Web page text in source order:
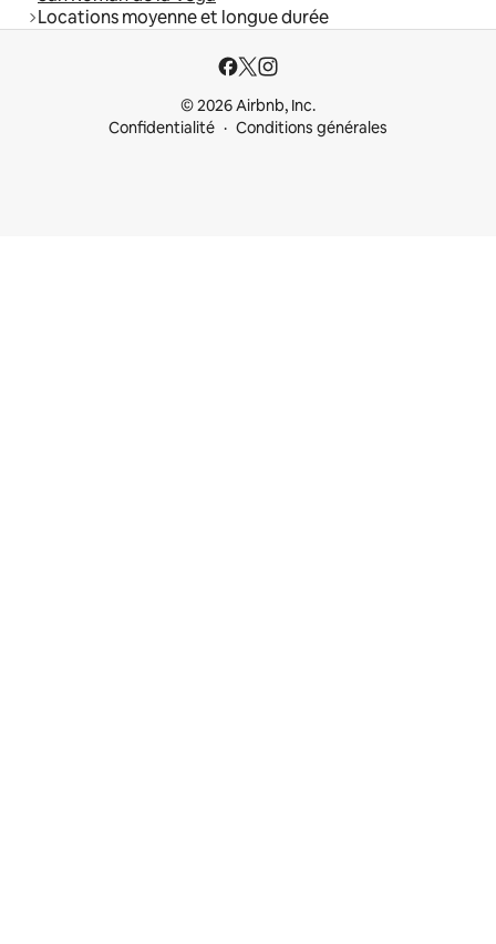
Locations moyenne et longue durée
© 2026 Airbnb, Inc.
Confidentialité
Conditions générales